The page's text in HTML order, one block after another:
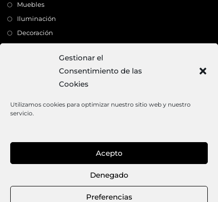
Gestionar el
Consentimiento de las
Cookies
Utilizamos cookies para optimizar nuestro sitio web y nuestro
servicio.
Acepto
Denegado
Preferencias
Muebles
Iluminación
Decoración
Tlf: 682 363 503
Email: mundodeco@mundodeco.com
Términos y condiciones de venta
Hola, ¿necesitas ayuda?